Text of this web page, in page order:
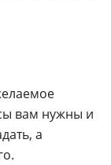
вам нужны и
а